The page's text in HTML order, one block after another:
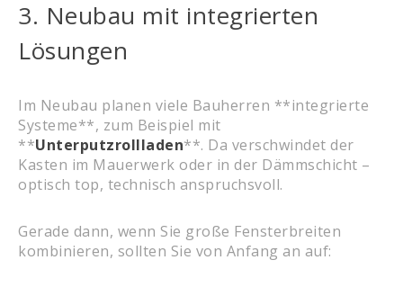
3. Neubau mit integrierten
Lösungen
Im Neubau planen viele Bauherren **integrierte
Systeme**, zum Beispiel mit
**Unterputzrollladen**. Da verschwindet der
Kasten im Mauerwerk oder in der Dämmschicht –
optisch top, technisch anspruchsvoll.
Gerade dann, wenn Sie große Fensterbreiten
kombinieren, sollten Sie von Anfang an auf: